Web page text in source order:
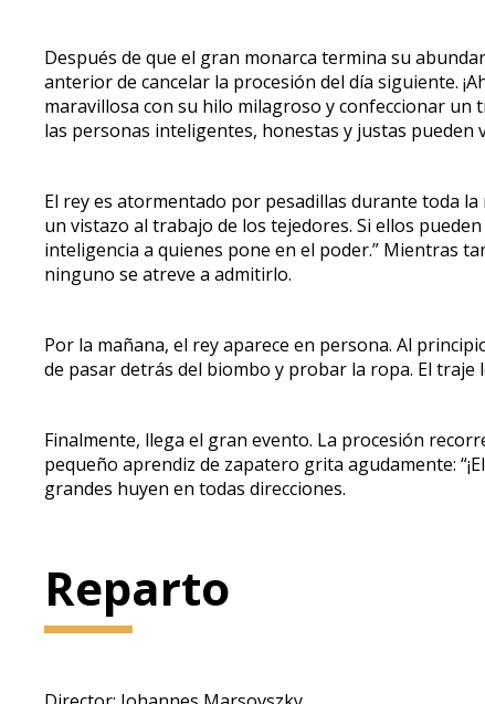
Después de que el gran monarca termina su
anterior de cancelar la procesión del día siguiente.
maravillosa con su hilo milagroso y confeccionar un
las personas inteligentes, honestas y justas pueden
El rey es atormentado por pesadillas durante toda
un vistazo al trabajo de los tejedores. Si ellos
inteligencia a quienes pone en el poder.” Mientras
ninguno se atreve a admitirlo.
Por la mañana, el rey aparece en persona. Al
de pasar detrás del biombo y probar la ropa. El traje
Finalmente, llega el gran evento. La procesión
pequeño aprendiz de zapatero grita agudamente:
grandes huyen en todas direcciones.
Reparto